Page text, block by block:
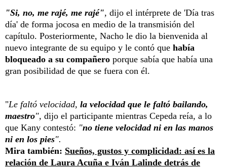
"Si, no, me rajé, me rajé", dijo el intérprete de 'Día tras
día' de forma jocosa en medio de la transmisión del
capítulo. Posteriormente, Nacho le dio la bienvenida al
nuevo integrante de su equipo y le contó que había
bloqueado a su compañero porque sabía que había una
gran posibilidad de que se fuera con él.
"Le faltó velocidad, la velocidad que le faltó bailando,
maestro", dijo el participante mientras Cepeda reía, a lo
que Kany contestó: "no tiene velocidad ni en las manos
ni en los pies".
Mira también: Sueños, gustos y complicidad: así es la
relación de Laura Acuña e Iván Lalinde detrás de